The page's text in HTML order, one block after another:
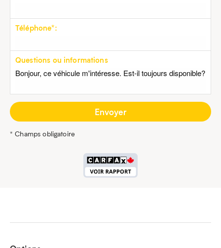
Téléphone*:
Questions ou informations
* Champs obligatoire